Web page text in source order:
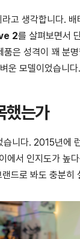
고 생각합니다.
2를 살펴보면서
은 성격이 꽤 분
운 모델이었습니다.
했는가
니다. 2015년에
서 인지도가 높
드로 봐도 충분히